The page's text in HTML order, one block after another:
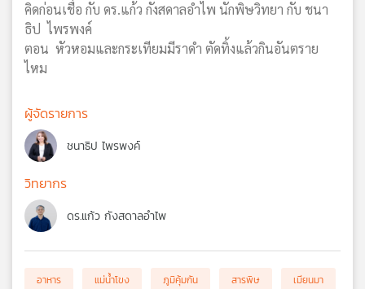
คิดก่อนเชื่อ กับ ดร.แก้ว กังสดาลอำไพ นักพิษวิทยา กับ ชนา
ธิป ไพรพงค์
ตอน หัวหอมและกระเทียมมีราดำ ตัดทิ้งแล้วกินอันตราย
ไหม
ผู้จัดรายการ
ชนาธิป ไพรพงค์
วิทยากร
ดร.แก้ว กังสดาลอำไพ
อาหาร แม่น้ำโขง ภูมิคุ้มกัน สารพิษ
เมียนมา